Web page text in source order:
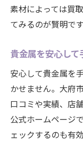
素材によっては買
てみるのが賢明です
貴金属を安心し
安心して貴金属を
かせません。大府
口コミや実績、店
公式ホームページ
ェックするのも有効